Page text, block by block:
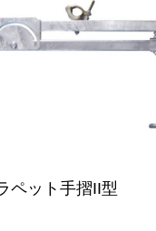
ペット手摺II型